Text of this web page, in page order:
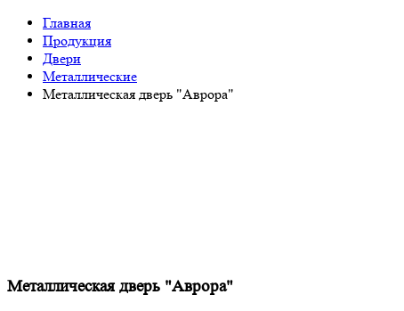
Главная
Продукция
Двери
Металлические
Металлическая дверь "Аврора"
Металлическая дверь "Аврора"